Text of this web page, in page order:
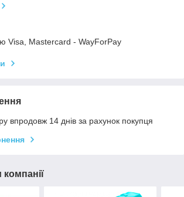
Visa, Mastercard - WayForPay
впродовж 14 днів за рахунок покупця
компанії